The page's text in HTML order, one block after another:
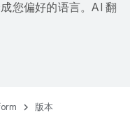
您偏好的语言。AI 翻
版本